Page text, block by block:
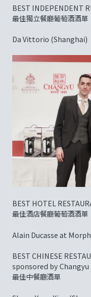
BEST INDEPENDENT
最佳獨立餐廳葡萄酒酒單
Da Vittorio (Shanghai)
BEST HOTEL
最佳酒店餐廳葡萄酒酒單
Alain Ducasse at
BEST CHINESE
sponsored by Changyu
最佳中餐廳酒單